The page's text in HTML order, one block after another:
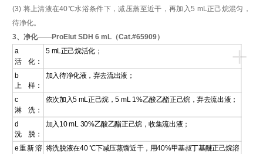
(3) 将上清液在40℃水浴条件下，减压蒸至近干，再加入5 mL正己烷混匀，
待净化。
3、净化——ProElut SDH 6 mL （Cat.#65909）
+
a
活 化：
5 mL正己烷活化；
b
上
样：
加入待净化液，弃去流出液；
c
淋 洗：
依次加入5 mL正己烷，5 mL 1%乙酸乙酯正己烷，弃去流出液；
d
洗 脱：
加入 10 mL 30%乙酸乙酯正己烷，收集流出液；
e重新溶 将洗脱液在40℃ 下减压蒸馏近干，用40%甲基叔丁基醚正己烷溶